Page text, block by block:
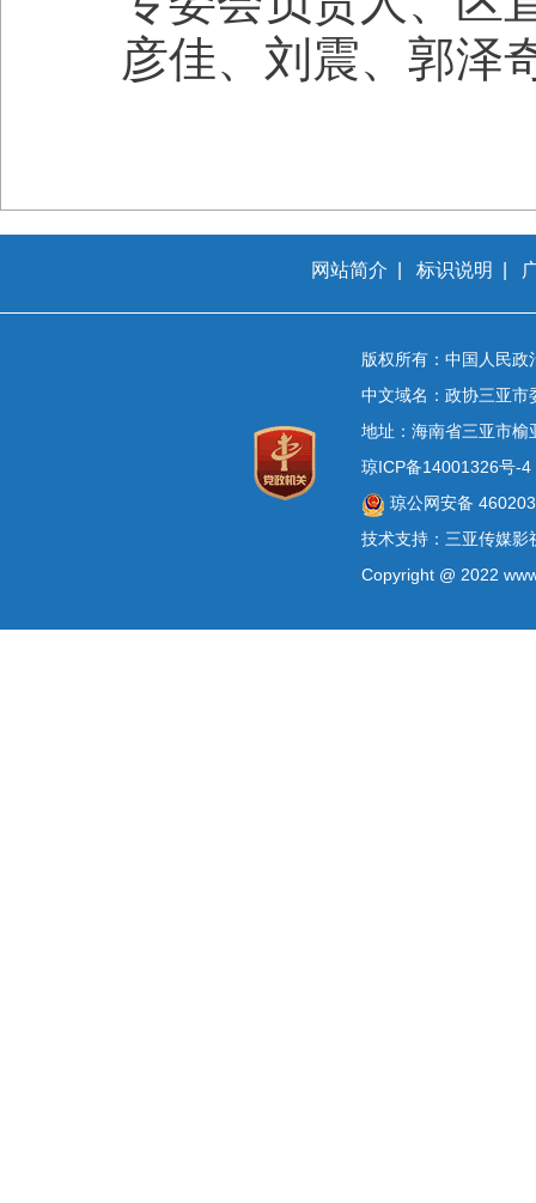
彦佳、刘震、郭泽
网站简介 标识说明
版权所有：中国人民
中文域名：政协三亚市
地址：海南省三亚市榆
琼ICP备14001326号-4
琼公网安备
技术支持：三亚传媒影
Copyright @ 2022